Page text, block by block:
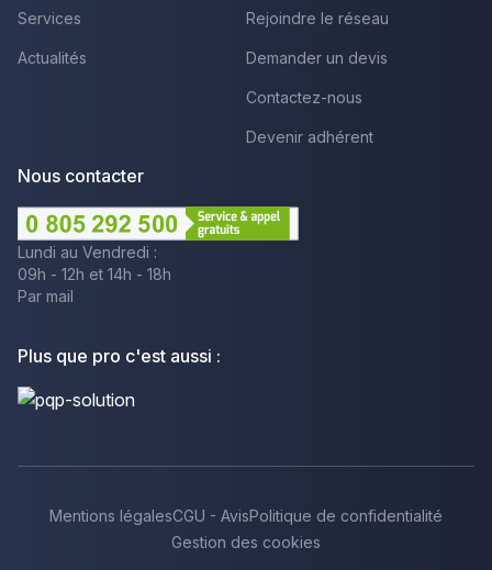
Services
Actualités
Rejoindre le réseau
Demander un devis
Contactez-nous
Devenir adhérent
Nous contacter
Lundi au Vendredi :
09h - 12h et 14h - 18h
Par mail
Plus que pro c'est aussi :
Mentions légalesCGU - AvisPolitique de confidentialité
Gestion des cookies